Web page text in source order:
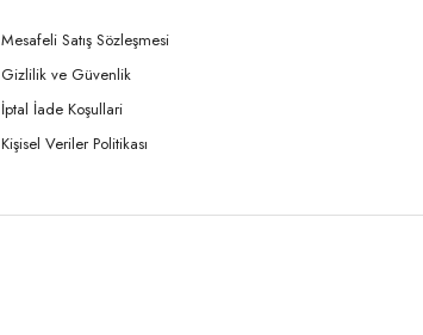
Mesafeli Satış Sözleşmesi
Gizlilik ve Güvenlik
İptal İade Koşullari
Kişisel Veriler Politikası